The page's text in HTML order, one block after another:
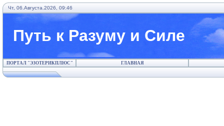
Чт, 06.Августа.2026, 09:46
Путь к Разуму и Силе
ПОРТАЛ "ЭЗОТЕРИКПЛЮС" ГЛАВНАЯ